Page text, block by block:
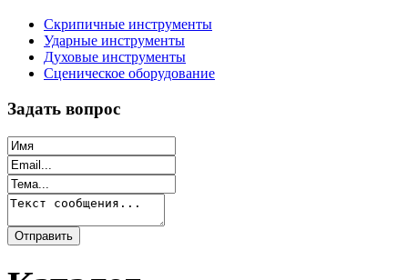
Скрипичные инструменты
Ударные инструменты
Духовые инструменты
Сценическое оборудование
Задать вопрос